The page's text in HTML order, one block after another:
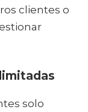
clientes o
solo